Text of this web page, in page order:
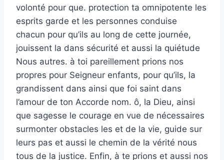
volonté pour que. protection ta omnipotente les
esprits garde et les personnes conduise
chacun pour qu’ils au long de cette journée,
jouissent la dans sécurité et aussi la quiétude
Nous autres. à toi pareillement prions nos
propres pour Seigneur enfants, pour qu’ils, la
grandissent dans ainsi que foi saint dans
l’amour de ton Accorde nom. ô, la Dieu, ainsi
que sagesse le courage en vue de nécessaires
surmonter obstacles les et de la vie, guide sur
leurs pas et aussi le chemin de la vérité nous
tous de la justice. Enfin, à te prions et aussi nos